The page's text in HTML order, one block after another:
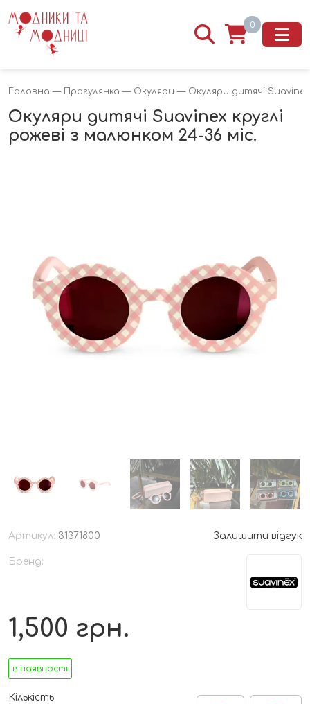
0
Головна — Прогулянка — Окуляри — Окуляри дитячі Suavinex
Окуляри дитячі Suavinex круглі
рожеві з малюнком 24-36 міс.
Артикул: 31371800 Залишити відгук
Бренд:
1,500 грн.
в наявності
Кількість